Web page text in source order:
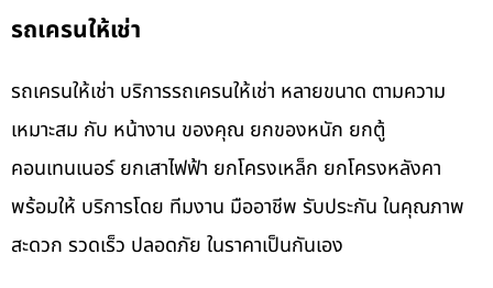
รถเครนให้เช่า
รถเครนให้เช่า บริการรถเครนให้เช่า หลายขนาด ตามความ
เหมาะสม กับ หน้างาน ของคุณ ยกของหนัก ยกตู้
คอนเทนเนอร์ ยกเสาไฟฟ้า ยกโครงเหล็ก ยกโครงหลังคา
พร้อมให้ บริการโดย ทีมงาน มืออาชีพ รับประกัน ในคุณภาพ
สะดวก รวดเร็ว ปลอดภัย ในราคาเป็นกันเอง